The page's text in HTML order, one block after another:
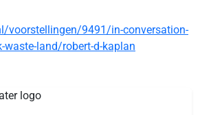
voorstellingen/9491/in-conversation-
waste-land/robert-d-kaplan